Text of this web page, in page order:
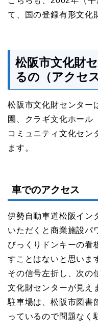
て、国の登録有形文化
松阪市文化財
るの（アクセス
松阪市文化財センター
園、クラギ文化ホール
コミュニティ文化セン
ます。
車でのアクセス
伊勢自動車道松阪イン
いただくと商業施設パ
びっくりドンキーの看
すことはないと思いま
その信号左折し、次の
文化財センターが見え
駐車場は、松阪市図書
っているので問題なく